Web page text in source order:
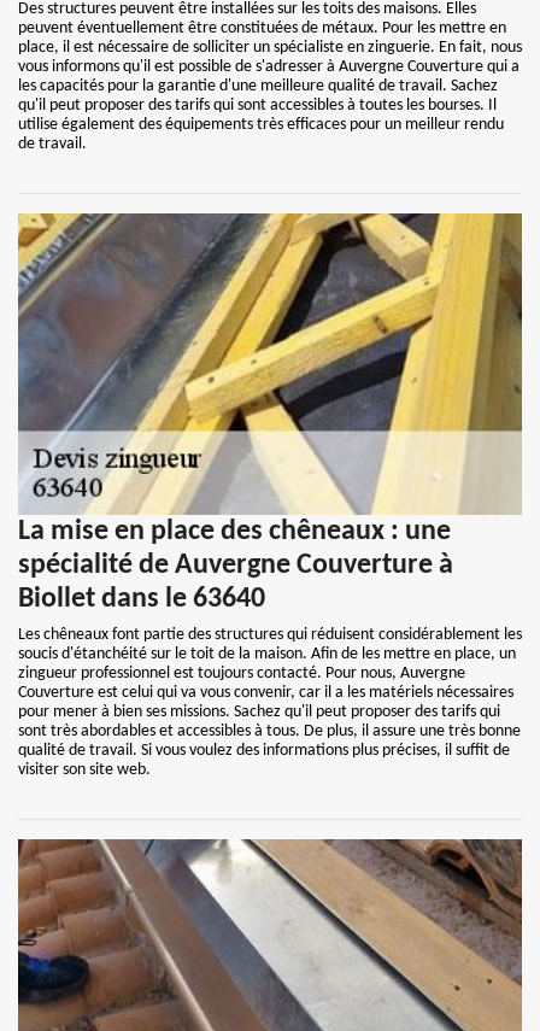
Des structures peuvent être installées sur les toits des maisons. Elles
peuvent éventuellement être constituées de métaux. Pour les mettre en
place, il est nécessaire de solliciter un spécialiste en zinguerie. En fait, nous
vous informons qu'il est possible de s'adresser à Auvergne Couverture qui a
les capacités pour la garantie d'une meilleure qualité de travail. Sachez
qu'il peut proposer des tarifs qui sont accessibles à toutes les bourses. Il
utilise également des équipements très efficaces pour un meilleur rendu
de travail.
La mise en place des chêneaux : une
spécialité de Auvergne Couverture à
Biollet dans le 63640
Les chêneaux font partie des structures qui réduisent considérablement les
soucis d'étanchéité sur le toit de la maison. Afin de les mettre en place, un
zingueur professionnel est toujours contacté. Pour nous, Auvergne
Couverture est celui qui va vous convenir, car il a les matériels nécessaires
pour mener à bien ses missions. Sachez qu'il peut proposer des tarifs qui
sont très abordables et accessibles à tous. De plus, il assure une très bonne
qualité de travail. Si vous voulez des informations plus précises, il suffit de
visiter son site web.